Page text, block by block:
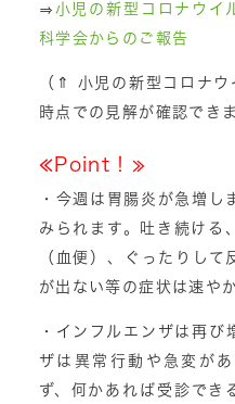
⇒ 小児の新型コロナウイ
科学会からのご報告
（⇑ 小児の新型コロナウ
時点での見解が確認でき
≪Point！≫
・今週は胃腸炎が急増し
みられます。吐き続ける
（血便）、ぐったりして
が出ない等の症状は速や
・インフルエンザは再び
ザは異常行動や急変が
ず、何かあれば受診でき